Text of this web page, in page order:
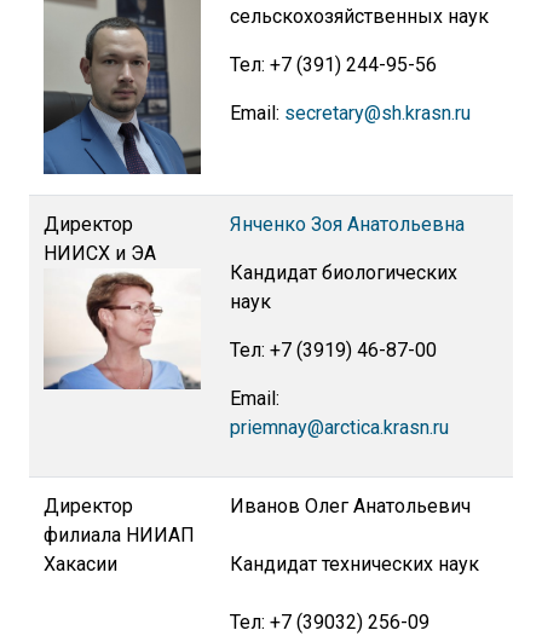
сельскохозяйственных наук
Тел: +7 (391) 244-95-56
Email: secretary@sh.krasn.ru
Директор
НИИСХ и ЭА
Янченко Зоя Анатольевна
Кандидат биологических
наук
Тел: +7 (3919) 46-87-00
Email:
priemnay@arctica.krasn.ru
Директор
филиала НИИАП
Хакасии
Иванов Олег Анатольевич
Кандидат технических наук
Тел: +7 (39032) 256-09